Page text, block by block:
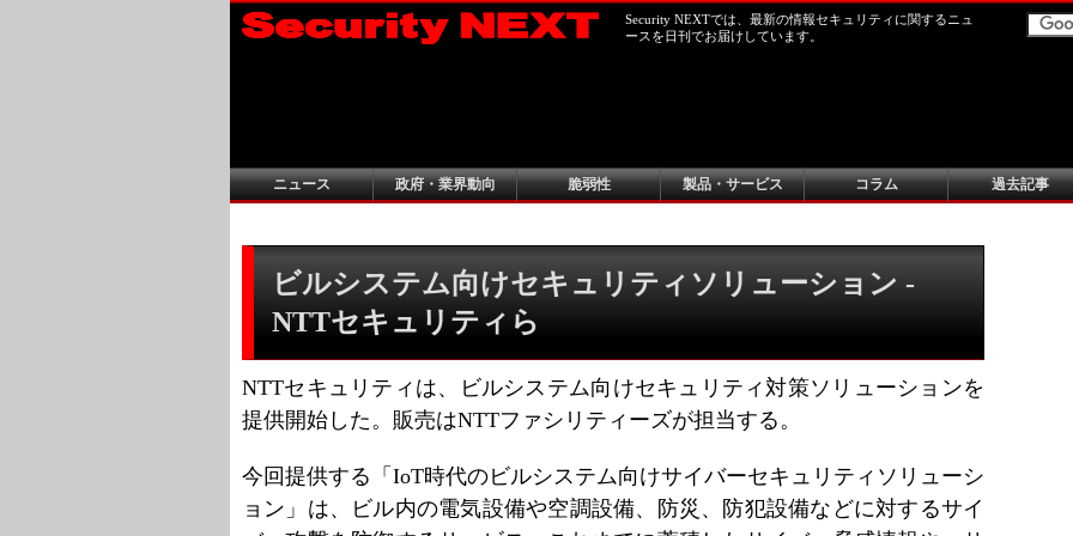
Security NEXTでは、最新の情報セキュリティに関するニュ
ースを日刊でお届けしています。
ニュース 政府・業界動向 脆弱性 製品・サービス コラム 過去記事
ビルシステム向けセキュリティソリューション -
NTTセキュリティら
NTTセキュリティは、ビルシステム向けセキュリティ対策ソリューションを
提供開始した。販売はNTTファシリティーズが担当する。
今回提供する「IoT時代のビルシステム向けサイバーセキュリティソリューシ
ョン」は、ビル内の電気設備や空調設備、防災、防犯設備などに対するサイ